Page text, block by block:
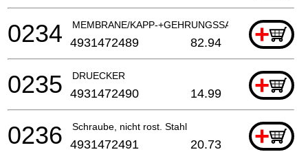
MEMBRANE/KAPP-+GEHRUNGSSAEGE +
0234 4931472489 82.94
DRUECKER +
0235 4931472490 14.99
Schraube, nicht rost. Stahl +
0236 4931472491 20.73